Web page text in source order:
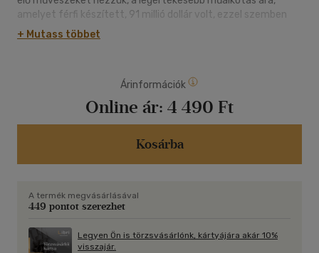
amelyet férfi készített, 91 millió dollár volt, ezzel szemben
csupán 12,4 millió dollárt ért a legdrágább női munka. Jackson
Pollocknak, az amerikai absztrakt expresszionizmus jeles
már legalább olyan fontosnak tartott Lee Krasnernek viszont
a jelenlegi csúcsára alig 11,6 millió dollár. A hasonló
aránytalanságok sora még hosszan folytatható - és
folytatódik is ebben a könyvben, amely a női alkotóknak a
műkereskedelemben elfoglalt helyzetét járja körül, és a
aukciós szereplését a reneszánsztól napjainkig.
+ Mutass többet
Árinformációk
Online ár: 4 490 Ft
Kosárba
A termék megvásárlásával
449 pontot szerezhet
Legyen Ön is törzsvásárlónk, kártyájára akár 10%
visszajár.